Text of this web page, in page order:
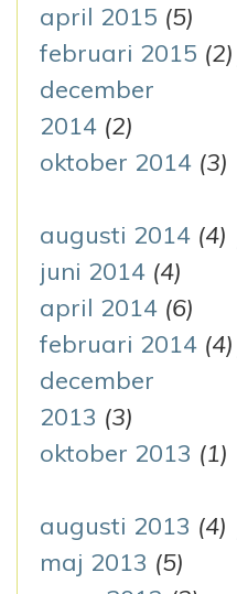
april 2015 (5)
februari 2015 (2)
december
2014 (2)
oktober 2014 (3)
augusti 2014 (4)
juni 2014 (4)
april 2014 (6)
februari 2014 (4)
december
2013 (3)
oktober 2013 (1)
augusti 2013 (4)
maj 2013 (5)